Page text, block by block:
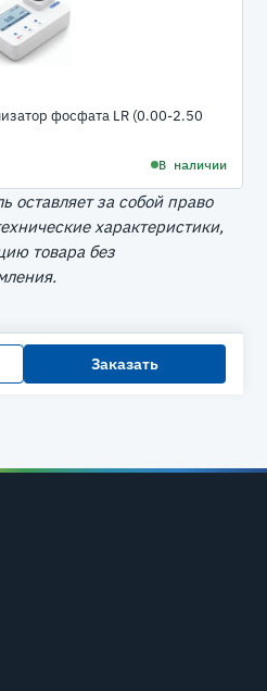
фосфата LR (0.00-2.50
В наличии
оставляет за собой право
характеристики,
товара без
Заказать